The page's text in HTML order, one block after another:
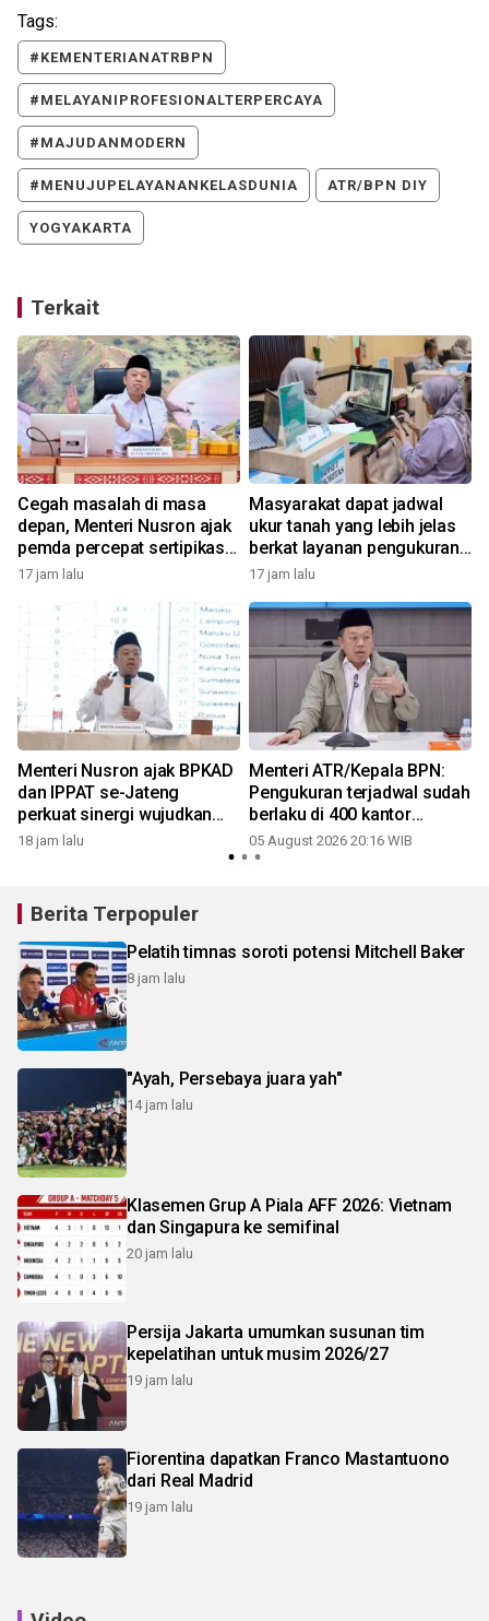
Tags:
#KEMENTERIANATRBPN
#MELAYANIPROFESIONALTERPERCAYA
#MAJUDANMODERN
#MENUJUPELAYANANKELASDUNIA ATR/BPN DIY
YOGYAKARTA
Terkait
Cegah masalah di masa
depan, Menteri Nusron ajak
pemda percepat sertipikasi
tanah rumah ibadah di NTT
17 jam lalu
Masyarakat dapat jadwal
ukur tanah yang lebih jelas
berkat layanan pengukuran
terjadwal
17 jam lalu
Menteri Nusron ajak BPKAD
dan IPPAT se-Jateng
perkuat sinergi wujudkan
transformasi layanan
18 jam lalu
Menteri ATR/Kepala BPN:
Pengukuran terjadwal sudah
berlaku di 400 kantor
pertanahan
05 August 2026 20:16 WIB
Berita Terpopuler
Pelatih timnas soroti potensi Mitchell Baker
8 jam lalu
"Ayah, Persebaya juara yah"
14 jam lalu
Klasemen Grup A Piala AFF 2026: Vietnam
dan Singapura ke semifinal
20 jam lalu
Persija Jakarta umumkan susunan tim
kepelatihan untuk musim 2026/27
19 jam lalu
Fiorentina dapatkan Franco Mastantuono
dari Real Madrid
19 jam lalu